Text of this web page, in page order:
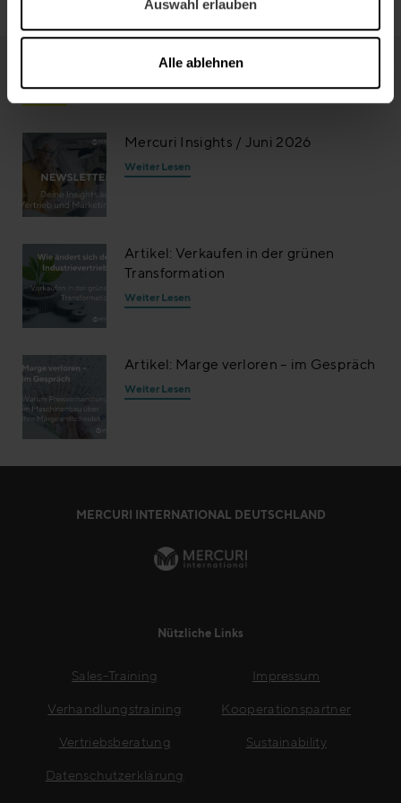
Auswahl erlauben
Alle ablehnen
Mercuri Insights / Juni 2026
Weiter Lesen
Artikel: Verkaufen in der grünen
Transformation
Weiter Lesen
Artikel: Marge verloren – im Gespräch
Weiter Lesen
MERCURI INTERNATIONAL DEUTSCHLAND
Nützliche Links
Sales-Training
Verhandlungstraining
Vertriebsberatung
Datenschutzerklärung
Impressum
Kooperationspartner
Sustainability